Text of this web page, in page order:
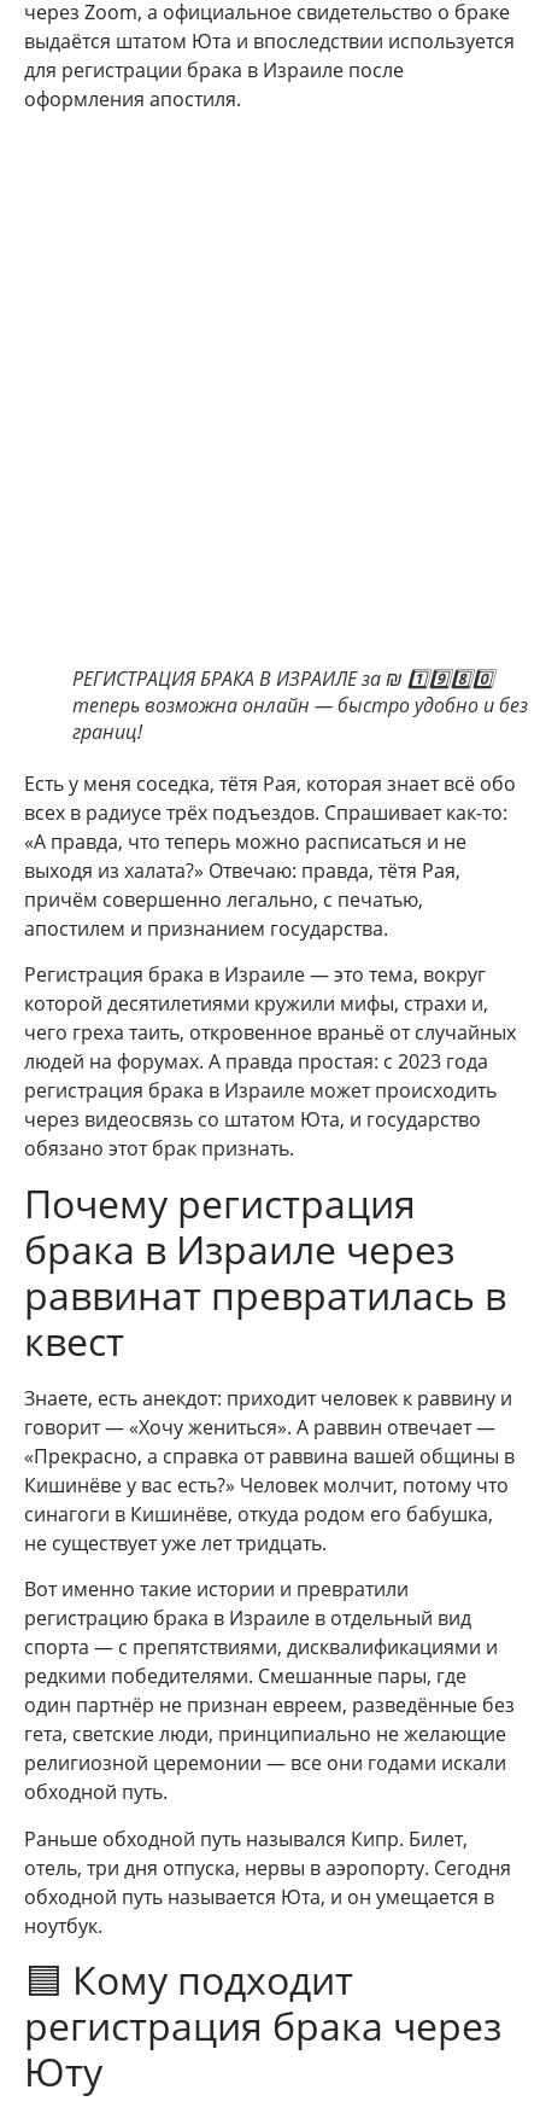
через Zoom, а официальное свидетельство о браке
выдаётся штатом Юта и впоследствии используется
для регистрации брака в Израиле после
оформления апостиля.
РЕГИСТРАЦИЯ БРАКА В ИЗРАИЛЕ за ₪ 1️⃣9️⃣8️⃣0️⃣
теперь возможна онлайн — быстро удобно и без
границ!
Есть у меня соседка, тётя Рая, которая знает всё обо
всех в радиусе трёх подъездов. Спрашивает как-то:
«А правда, что теперь можно расписаться и не
выходя из халата?» Отвечаю: правда, тётя Рая,
причём совершенно легально, с печатью,
апостилем и признанием государства.
Регистрация брака в Израиле — это тема, вокруг
которой десятилетиями кружили мифы, страхи и,
чего греха таить, откровенное враньё от случайных
людей на форумах. А правда простая: с 2023 года
регистрация брака в Израиле может происходить
через видеосвязь со штатом Юта, и государство
обязано этот брак признать.
Почему регистрация
брака в Израиле через
раввинат превратилась в
квест
Знаете, есть анекдот: приходит человек к раввину и
говорит — «Хочу жениться». А раввин отвечает —
«Прекрасно, а справка от раввина вашей общины в
Кишинёве у вас есть?» Человек молчит, потому что
синагоги в Кишинёве, откуда родом его бабушка,
не существует уже лет тридцать.
Вот именно такие истории и превратили
регистрацию брака в Израиле в отдельный вид
спорта — с препятствиями, дисквалификациями и
редкими победителями. Смешанные пары, где
один партнёр не признан евреем, разведённые без
гета, светские люди, принципиально не желающие
религиозной церемонии — все они годами искали
обходной путь.
Раньше обходной путь назывался Кипр. Билет,
отель, три дня отпуска, нервы в аэропорту. Сегодня
обходной путь называется Юта, и он умещается в
ноутбук.
🟦 Кому подходит
регистрация брака через
Юту